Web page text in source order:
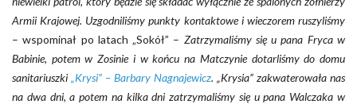
Armii Krajowej. Uzgodniliśmy punkty kontaktowe i wieczorem ruszyliśmy
– wspominał po latach „Sokół” – Zatrzymaliśmy się u pana Fryca w
Babinie, potem w Zosinie i w końcu na Matczynie dotarliśmy do domu
sanitariuszki „Krysi” – Barbary Nagnajewicz. „Krysia” zakwaterowała nas
na dwa dni, a potem na kilka dni zatrzymaliśmy się u pana Walczaka w